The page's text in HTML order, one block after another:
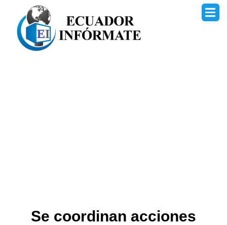
contenido
Se coordinan acciones